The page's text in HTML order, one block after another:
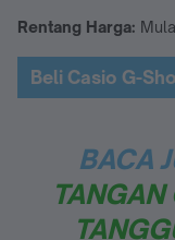
Rentang Harga:
Beli Casio G-
BACA
TANGAN